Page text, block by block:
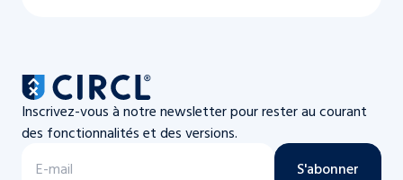
Inscrivez-vous à notre newsletter pour rester au courant
des fonctionnalités et des versions.
S'abonner